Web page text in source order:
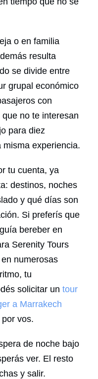
o en familia
resulta
se divide entre
grupal económico
con
no te interesan
para diez
experiencia.
tu cuenta, ya
destinos, noches
y qué días son
Si preferís que
bereber en
Serenity Tours
numerosas
tu
solicitar un tour
a Marrakech
vos.
de noche bajo
ver. El resto
y salir.